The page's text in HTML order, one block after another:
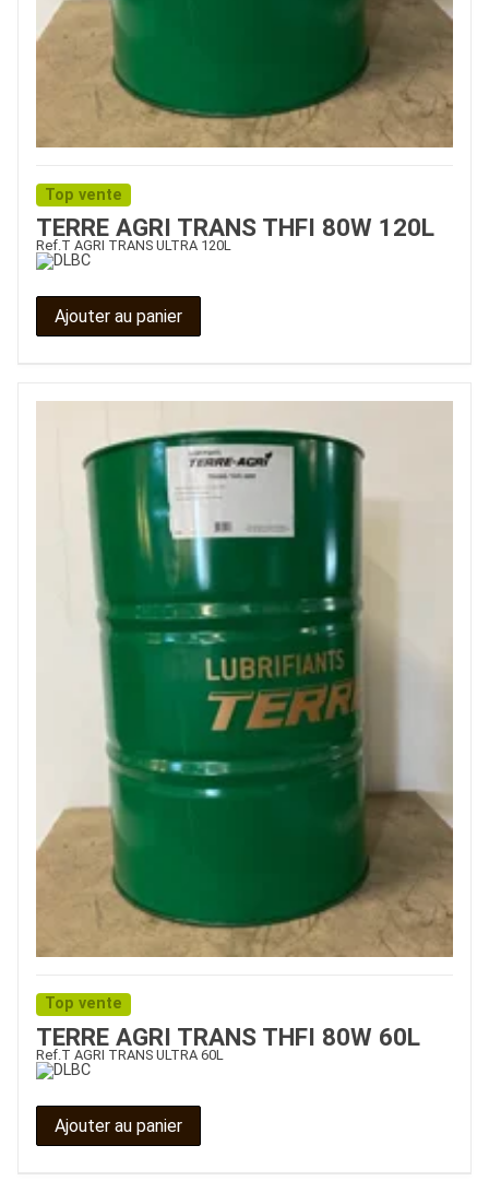
Top vente
TERRE AGRI TRANS THFI 80W 120L
Ref. T AGRI TRANS ULTRA 120L
Ajouter au panier
Top vente
TERRE AGRI TRANS THFI 80W 60L
Ref. T AGRI TRANS ULTRA 60L
Ajouter au panier